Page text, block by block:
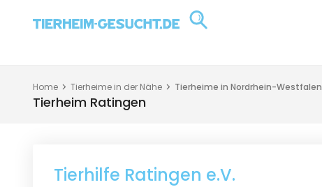
Home Tierheime in der Nähe Tierheime in Nordrhein-Westfalen
Tierheim Ratingen
Tierhilfe Ratingen e.V.